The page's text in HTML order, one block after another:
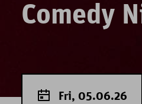
Comedy
Fri, 05.06.26